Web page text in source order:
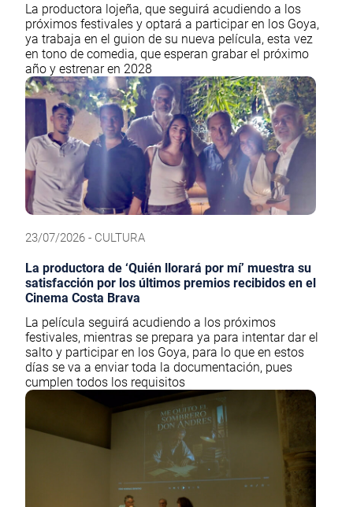
La productora lojeña, que seguirá acudiendo a los
próximos festivales y optará a participar en los Goya,
ya trabaja en el guion de su nueva película, esta vez
en tono de comedia, que esperan grabar el próximo
año y estrenar en 2028
23/07/2026 - CULTURA
La productora de ‘Quién llorará por mí’ muestra su
satisfacción por los últimos premios recibidos en el
Cinema Costa Brava
La película seguirá acudiendo a los próximos
festivales, mientras se prepara ya para intentar dar el
salto y participar en los Goya, para lo que en estos
días se va a enviar toda la documentación, pues
cumplen todos los requisitos